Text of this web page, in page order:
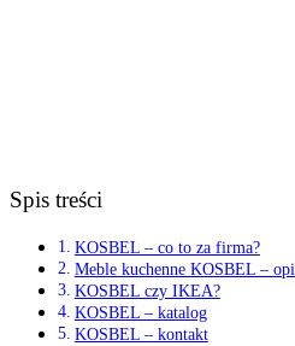
Spis treści
KOSBEL – co to za firma?
Meble kuchenne KOSBEL –
KOSBEL czy IKEA?
KOSBEL – katalog
KOSBEL – kontakt